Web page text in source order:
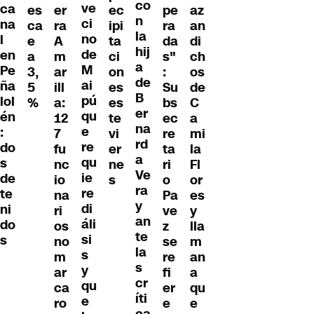
ca
na
l
en
Pe
ña
lol
én
:
do
s
de
te
ni
do
s
es
ca
e
a
3,
5
%
er
ra
A
m
ar
ill
a:
12
7
fu
nc
io
na
ri
os
no
m
ar
ca
ro
ve
ci
no
de
M
ai
pú
qu
e
re
qu
ie
re
di
áli
si
s
y
qu
e
ec
ipi
ta
ci
on
es
es
te
vi
er
ne
s
co
n
la
hij
a
de
B
er
na
rd
a
Ve
ra
y
an
te
la
s
cr
íti
pe
ra
da
s"
:
Su
bs
ec
re
ta
ri
o
Pa
ve
z
se
re
fi
er
e
az
an
di
ch
os
de
C
a
mi
la
Fl
or
es
y
lla
m
an
a
qu
e